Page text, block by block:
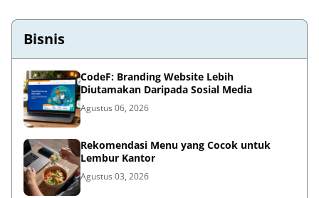
Bisnis
CodeF: Branding Website Lebih
Diutamakan Daripada Sosial Media
Agustus 06, 2026
Rekomendasi Menu yang Cocok untuk
Lembur Kantor
Agustus 03, 2026